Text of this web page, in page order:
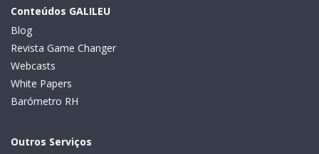
Conteúdos GALILEU
Blog
Revista Game Changer
Webcasts
White Papers
Barómetro RH
Outros Serviços